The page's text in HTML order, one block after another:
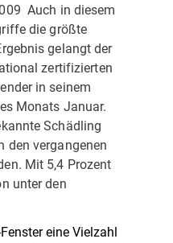
 Auch in diesem
die größte
gelangt der
zertifizierten
in seinem
Monats Januar.
Schädling
den vergangenen
Mit 5,4 Prozent
unter den
eine Vielzahl